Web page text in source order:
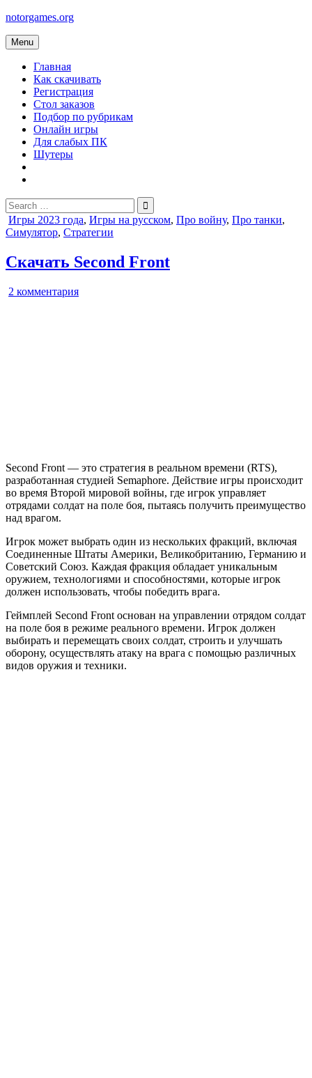
Skip
content
notorgames.org
Menu
Главная
Как скачивать
Регистрация
Стол заказов
Подбор по рубрикам
Онлайн игры
Для слабых ПК
Шутеры
Search
for:
Posted
in
Игры 2023 года, Игры на русском, Про войну, Про танки,
Симулятор, Стратегии
Скачать Second Front
2 комментарияк
Second Front — это стратегия в реальном времени (RTS),
разработанная студией Semaphore. Действие игры происходит
во время Второй мировой войны, где игрок управляет
отрядами солдат на поле боя, пытаясь получить преимущество
над врагом.
Игрок может выбрать один из нескольких фракций, включая
Соединенные Штаты Америки, Великобританию, Германию и
Советский Союз. Каждая фракция обладает уникальным
оружием, технологиями и способностями, которые игрок
должен использовать, чтобы победить врага.
Геймплей Second Front основан на управлении отрядом солдат
на поле боя в режиме реального времени. Игрок должен
выбирать и перемещать своих солдат, строить и улучшать
оборону, осуществлять атаку на врага с помощью различных
видов оружия и техники.